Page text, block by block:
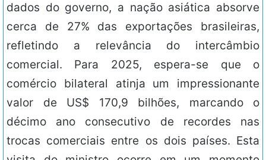
dados do governo, a nação asiática absorve
cerca de 27% das exportações brasileiras,
refletindo a relevância do intercâmbio
comercial. Para 2025, espera-se que o
comércio bilateral atinja um impressionante
valor de US$ 170,9 bilhões, marcando o
décimo ano consecutivo de recordes nas
trocas comerciais entre os dois países. Esta